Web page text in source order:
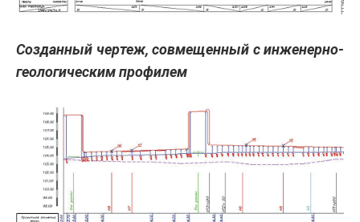
Созданный чертеж, совмещенный с инженерно-
геологическим профилем